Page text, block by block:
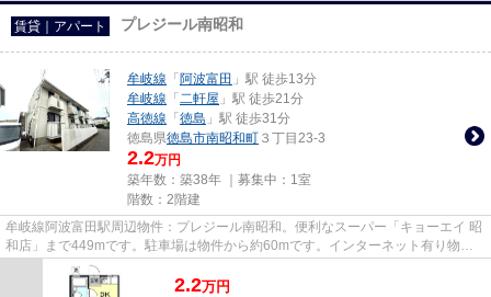
賃貸｜アパート プレジール南昭和
牟岐線 「 阿波富田 」駅 徒歩13分
牟岐線 「 二軒屋 」駅 徒歩21分
高徳線 「 徳島 」駅 徒歩31分
徳島県徳島市南昭和町 ３丁目23-3
2.2万円
築年数：築38年 ｜募集中： 1室
階数：2階建
牟岐線阿波富田駅周辺物件：プレジール南昭和。便利なスーパー「キョーエイ 昭
和店」まで449mです。駐車場は物件から約60mです。インターネット有り物件
なので、ネットをよく使う方に...
2.2万円